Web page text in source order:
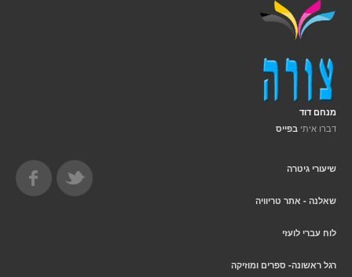
מנחם דוד
דברו איתי בפייס
שיעורי גיטרה
שאלנה - אתר טריוויה
לוח עברי לועזי
רגל ראשונה- ספרים ומוזיקה